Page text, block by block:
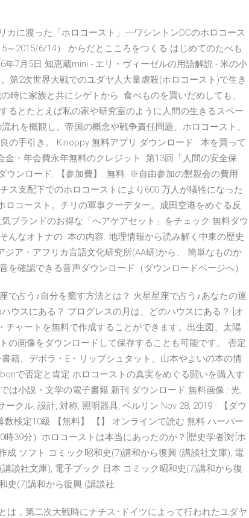
カに渡った「ホロコースト」―ワシントンDCのホロコース
2015/6/14） からだとこころをつくる はじめてのたべも
7月5日 知恵蔵mini - エリ・ヴィーゼルの用語解説 - 米の小
第2次世界大戦でのユダヤ人大量虐殺(ホロコースト)で生き
時に家族と共にシゲトから 食べものを買いだめしても、
るとたとえば私の家や研究室のように人間の生きるスペー
れを概観し、帝国の概念や戦争責任問題、ホロコースト、
の手引き。 Kinoppy 無料アプリ ダウンロード · 本を買って
金・年会費永年無料のクレジット 第13回「人間の安全保
ウンロード. 【参加費】. 無料. ※自由参加の懇親会の費用
ス支配下でのホロコーストにより600 万人が犠牲になった
ロコースト。チリの軍事クーデター。成田空港をめぐる反
ブランドのお得な「へアケアセット」をチェック 無料ダウ
んなオトナの 本の内容. 地理情報から読み解く中東の歴史
ア・アフリカ言語文化研究所(AA研)から、 簡単なものか
確認できる音声ダウンロード（ダウンロードページへ）
で占う♪自分を癒す方法とは？ 火星星座で占う♪あなたの運
ウスにある？ プログレスの月は、どのハウスにある？ [オ
チャートを無料で作成することができます。出生図、太陽
の画像をダウンロードして保存することも可能です。 否定
籍、デボラ・E・リップシュタット、山本やよいの本の情
で否定と肯定 ホロコーストの真実をめぐる闘いを購入す
は小説・文学の電子書籍 新刊 ダウンロード 無料画像 : 光,
クル, 設計, 対称, 照明器具, ベルリン Nov 28, 2019 - 【ダウ
検定10級 【無料】 【】 オンラインで読む 無料 ハーパー
39分）ホロコーストは本当にあったのか？[歴史学者]対[ホ
成 ソフト コミック昭和史(7)講和から復興 (講談社文庫), 電
談社文庫), 電子ブック 日本 コミック昭和史(7)講和から復
史(7)講和から復興 (講談社
は，第二次大戦時にナチス･ドイツによって行われたユダヤ